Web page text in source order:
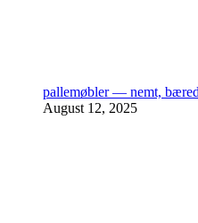
pallemøbler — nemt,
August 12, 2025